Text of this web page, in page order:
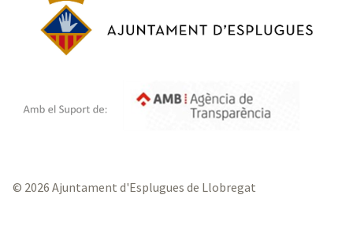
© 2026 Ajuntament d'Esplugues de Llobregat